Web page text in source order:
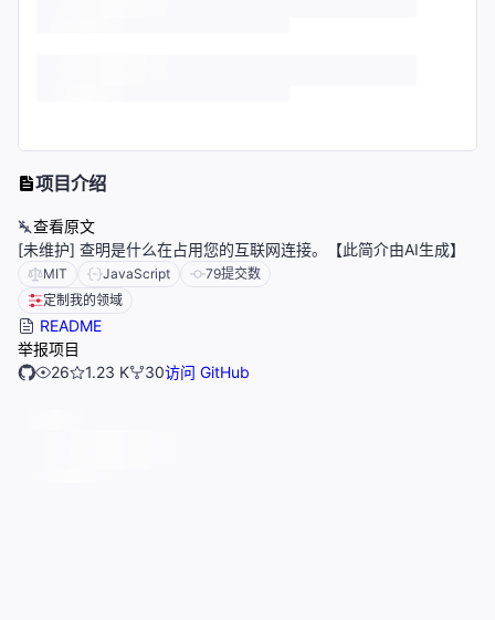
项目介绍
查看原文
[未维护] 查明是什么在占用您的互联网连接。【此简介由AI生成】
MIT JavaScript 79提交数
定制我的领域
README
举报项目
26
1.23 K 30访问 GitHub